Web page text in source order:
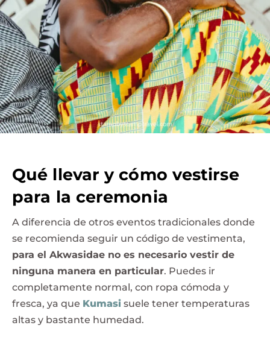
Qué llevar y cómo vestirse
para la ceremonia
A diferencia de otros eventos tradicionales donde
se recomienda seguir un código de vestimenta,
para el Akwasidae no es necesario vestir de
ninguna manera en particular. Puedes ir
completamente normal, con ropa cómoda y
fresca, ya que Kumasi suele tener temperaturas
altas y bastante humedad.